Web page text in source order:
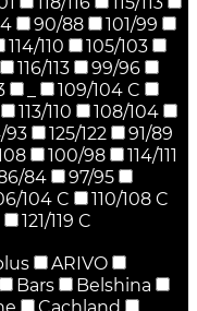
90/88
101/99
114/110
105/103
116/113
99/96
109/104 C
113/110
108/104
93 125/122
91/89
100/98
114/111
84
97/95
104 C
110/108 C
121/119 C
ARIVO
Bars
Belshina